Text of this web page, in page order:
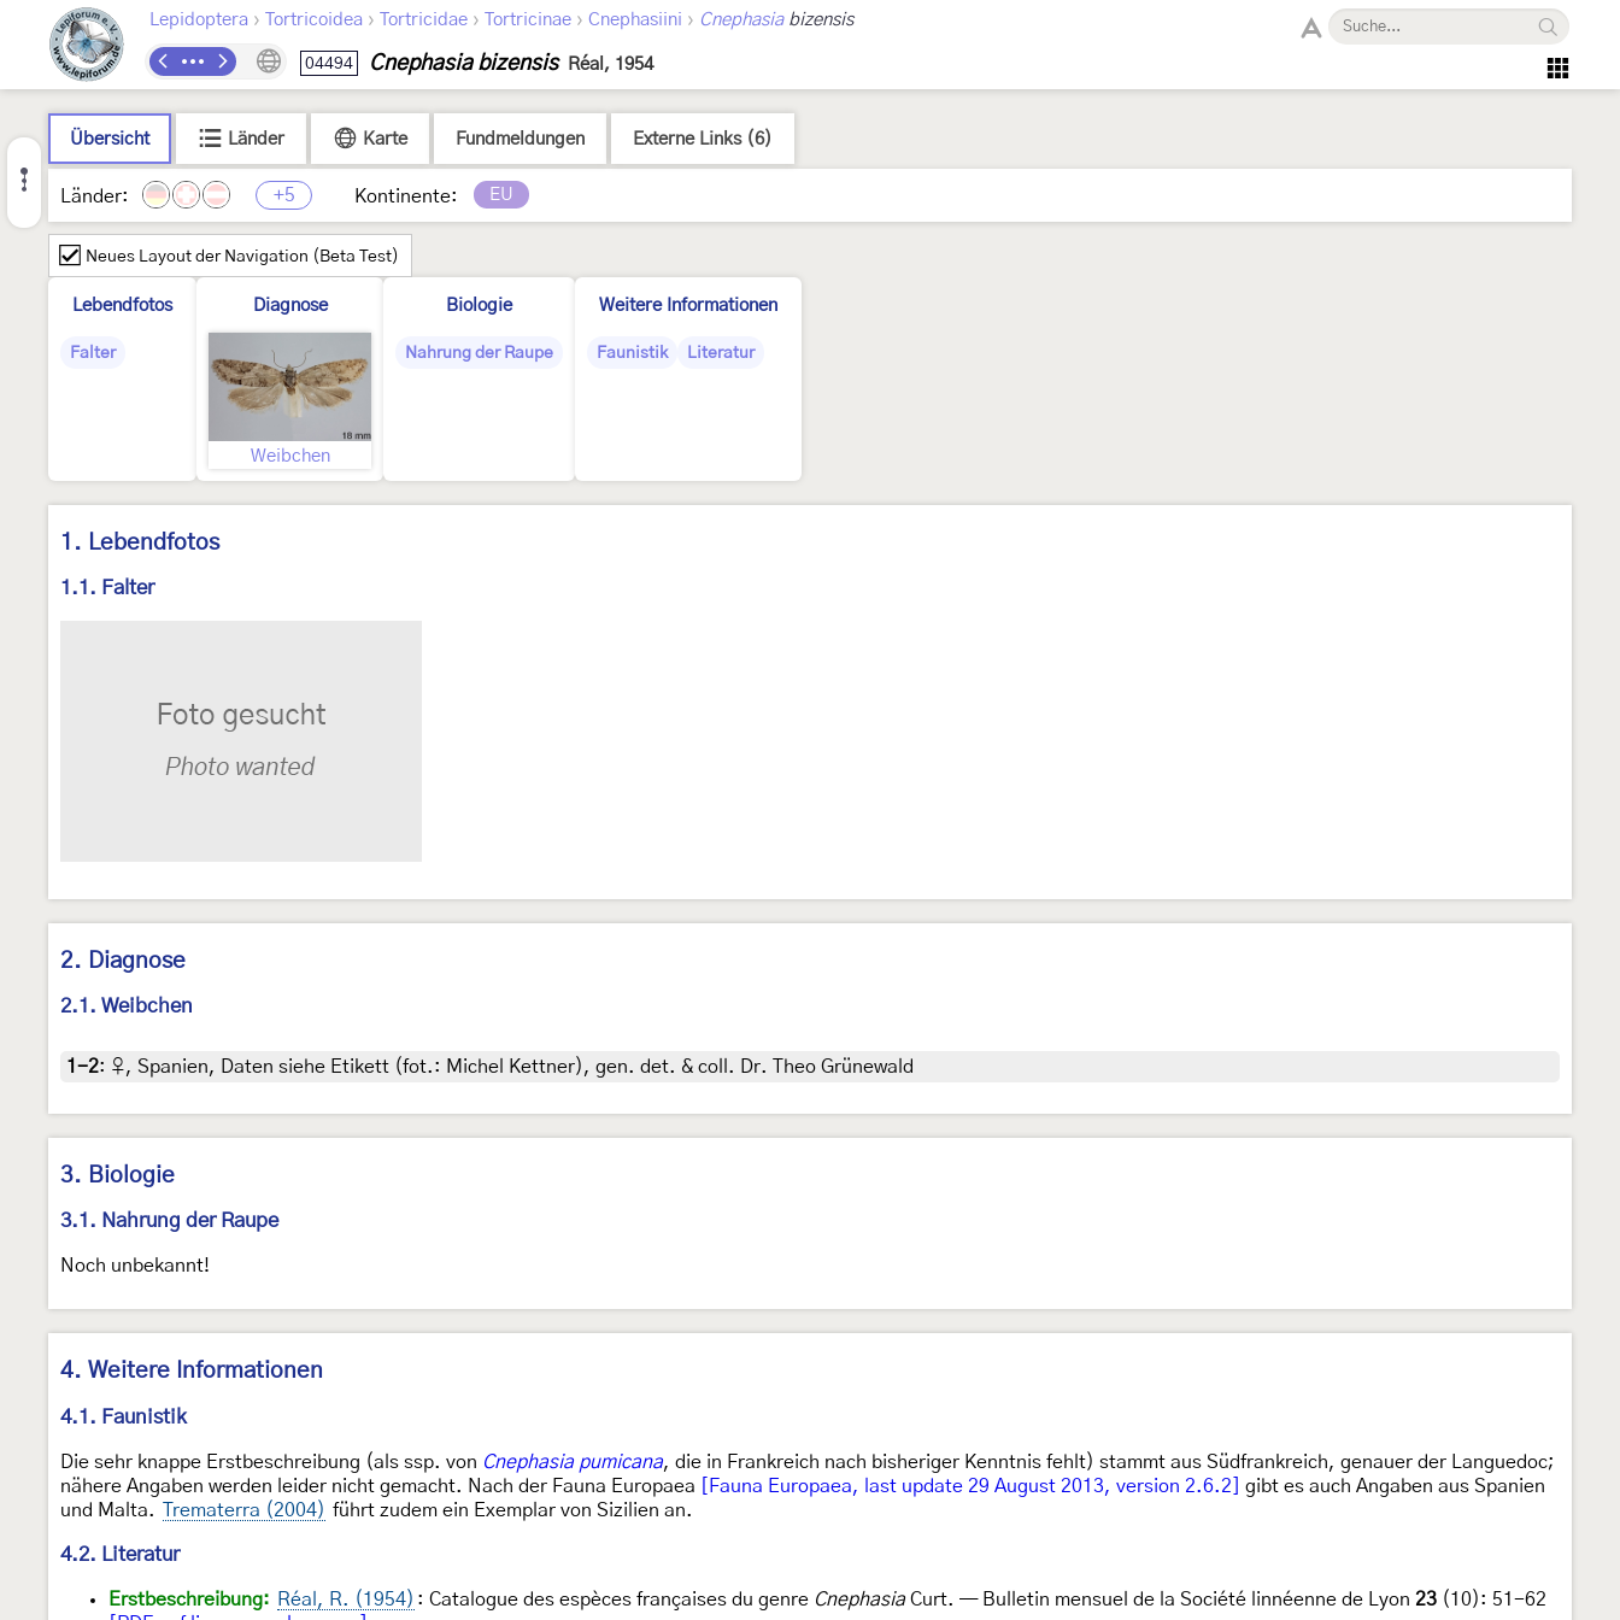
Lepidoptera › Tortricoidea › Tortricidae › Tortricinae › Cnephasiini › Cnephasiabizensis
04494 Cnephasia bizensis Réal, 1954
Übersicht Länder Karte Fundmeldungen Externe Links (6)
Länder: +5 Kontinente: EU
Neues Layout der Navigation (Beta Test)
Lebendfotos
Falter
Diagnose
Weibchen
Biologie
Nahrung der Raupe
Weitere Informationen
Faunistik Literatur
1. Lebendfotos
1.1. Falter
2. Diagnose
2.1. Weibchen
1-2: ♀, Spanien, Daten siehe Etikett (fot.: Michel Kettner), gen. det. & coll. Dr. Theo Grünewald
3. Biologie
3.1. Nahrung der Raupe
Noch unbekannt!
4. Weitere Informationen
4.1. Faunistik
Die sehr knappe Erstbeschreibung (als ssp. von Cnephasia pumicana, die in Frankreich nach bisheriger Kenntnis fehlt) stammt aus Südfrankreich, genauer der Languedoc;
nähere Angaben werden leider nicht gemacht. Nach der Fauna Europaea
[Fauna Europaea, last update 29 August 2013, version 2.6.2]
gibt es auch Angaben aus Spanien
und Malta. Trematerra (2004) führt zudem ein Exemplar von Sizilien an.
4.2. Literatur
Erstbeschreibung: Réal, R. (1954) : Catalogue des espèces françaises du genre CnephasiaCurt. — Bulletin mensuel de la Société linnéenne de Lyon 23 (10): 51-62